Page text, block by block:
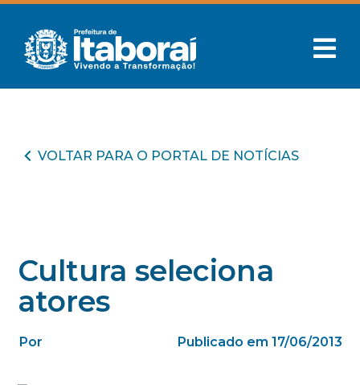
VOLTAR PARA O PORTAL DE NOTÍCIAS
Cultura seleciona
atores
Por Publicado em 17/06/2013